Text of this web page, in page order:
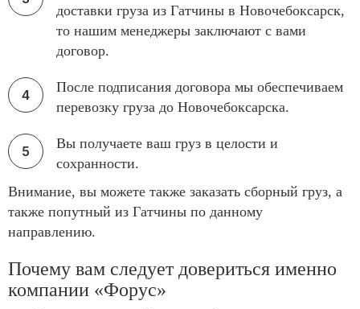
доставки груза из Гатчины в Новочебоксарск,
то нашим менеджеры заключают с вами
договор.
После подписания договора мы обеспечиваем
перевозку груза до Новочебоксарска.
Вы получаете ваш груз в целости и
сохранности.
Внимание, вы можете также заказать сборный груз, а
также попутный из Гатчины по данному
направлению.
Почему вам следует довериться именно
компании «Форус»